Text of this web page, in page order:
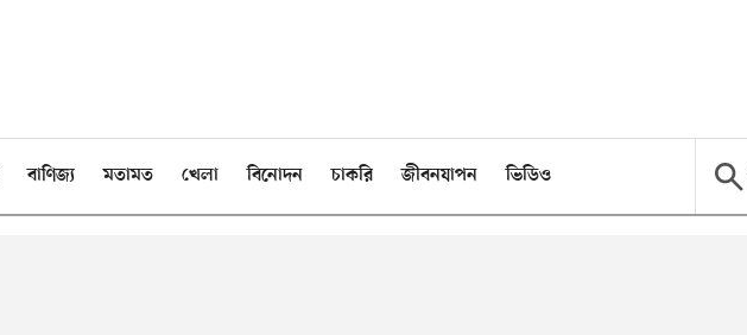
বাণিজ্য মতামত খেলা বিনোদন চাকরি জীবনযাপন ভিডিও